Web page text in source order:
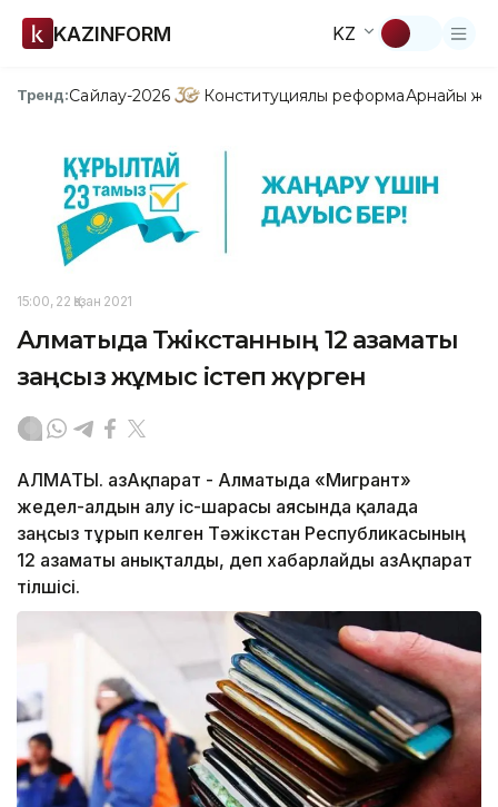
KAZINFORM KZ
Тренд:Сайлау-2026 Конституциялық реформаАрнайы
15:00, 22 Қазан 2021
Алматыда Тәжікстанның 12 азаматы
заңсыз жұмыс істеп жүрген
АЛМАТЫ. ҚазАқпарат - Алматыда «Мигрант»
жедел-алдын алу іс-шарасы аясында қалада
заңсыз тұрып келген Тәжікстан Республикасының
12 азаматы анықталды, деп хабарлайды ҚазАқпарат
тілшісі.